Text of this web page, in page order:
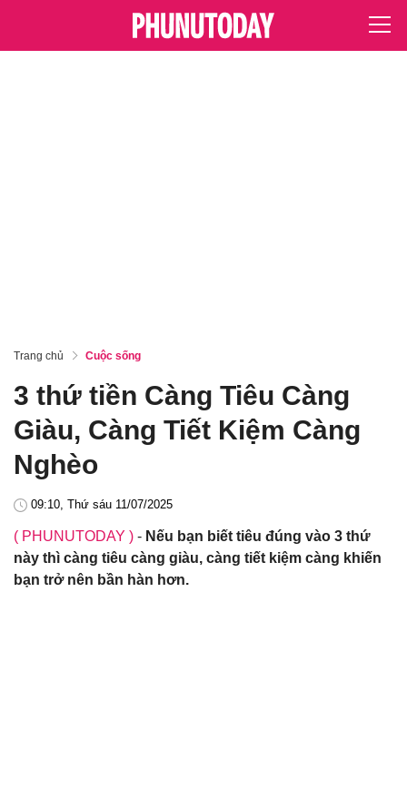
Trang chủ Cuộc sống
3 thứ tiền Càng Tiêu Càng
Giàu, Càng Tiết Kiệm Càng
Nghèo
09:10, Thứ sáu 11/07/2025
( PHUNUTODAY ) - Nếu bạn biết tiêu đúng vào 3 thứ
này thì càng tiêu càng giàu, càng tiết kiệm càng khiến
bạn trở nên bần hàn hơn.